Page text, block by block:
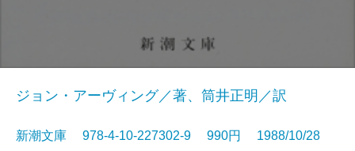
ジョン・アーヴィング／著、筒井正明／訳
新潮文庫 978-4-10-227302-9 990円 1988/10/28